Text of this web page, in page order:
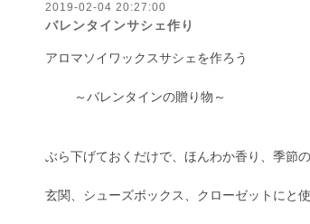
2019-02-04 20:27:00
バレンタインサシェ作り
アロマソイワックスサシェを作ろう
～バレンタインの贈り物～
ぶら下げておくだけで、ほんわか香り、季節
玄関、シューズボックス、クローゼットにと